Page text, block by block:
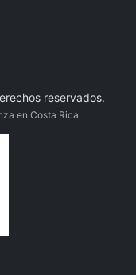
reservados.
en Costa Rica